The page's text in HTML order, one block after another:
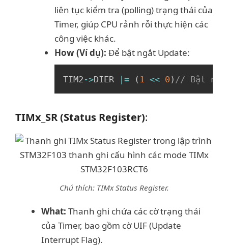
liên tục kiểm tra (polling) trạng thái của
Timer, giúp CPU rảnh rỗi thực hiện các
công việc khác.
How (Ví dụ): Để bật ngắt Update:
TIM2 ->DIER |= ( 1 << 0 ) // Bật
TIMx_SR (Status Register):
Chú thích: TIMx Status Register.
What: Thanh ghi chứa các cờ trạng thái
của Timer, bao gồm cờ UIF (Update
Interrupt Flag).